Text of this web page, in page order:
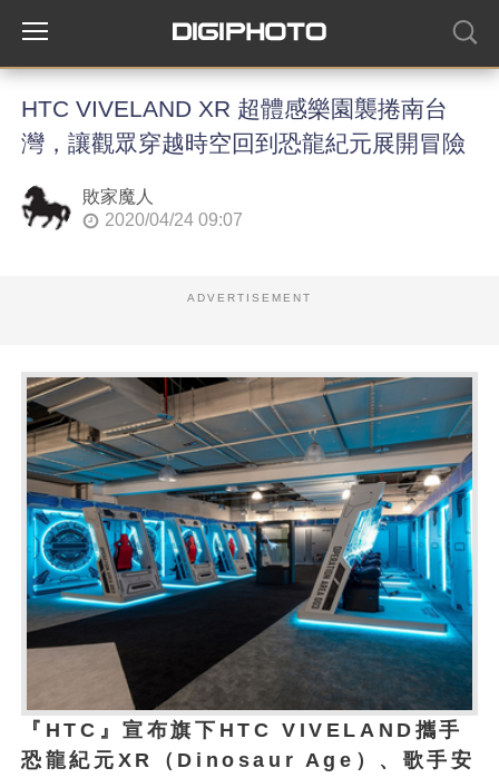
HTC VIVELAND XR 超體感樂園襲捲南台
灣，讓觀眾穿越時空回到恐龍紀元展開冒險
敗家魔人
2020/04/24 09:07
ADVERTISEMENT
『HTC』宣布旗下HTC VIVELAND攜手
恐龍紀元XR（Dinosaur Age）、歌手安